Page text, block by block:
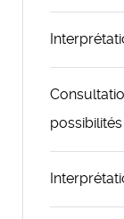
possibilités